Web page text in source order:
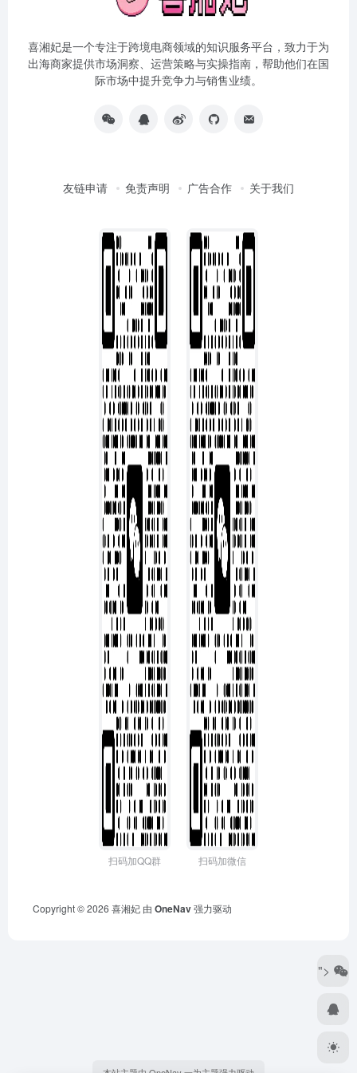
喜湘妃是一个专注于跨境电商领域的知识服务平台，致力于为
出海商家提供市场洞察、运营策略与实操指南，帮助他们在国
际市场中提升竞争力与销售业绩。
友链申请 免责声明 广告合作 关于我们
扫码加QQ群 扫码加微信
Copyright © 2026 喜湘妃 由 OneNav强力驱动
">